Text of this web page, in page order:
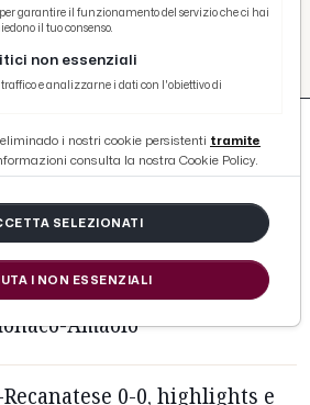
/ #pineto-calcio
CALCIO
162 ARTICOLI
Pineto 0-0, highlights e voci
Amaolo
0-0, highlights e
garantire il funzionamento del servizio che ci hai
il tuo consenso.
non essenziali
e analizzarne i dati con l'obiettivo di
i nostri cookie persistenti tramite
consulta la nostra Cookie Policy.
SELEZIONATI
I NON ESSENZIALI